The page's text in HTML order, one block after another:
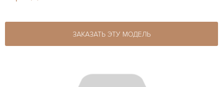
27-44
ЗАКАЗАТЬ ЭТУ МОДЕЛЬ